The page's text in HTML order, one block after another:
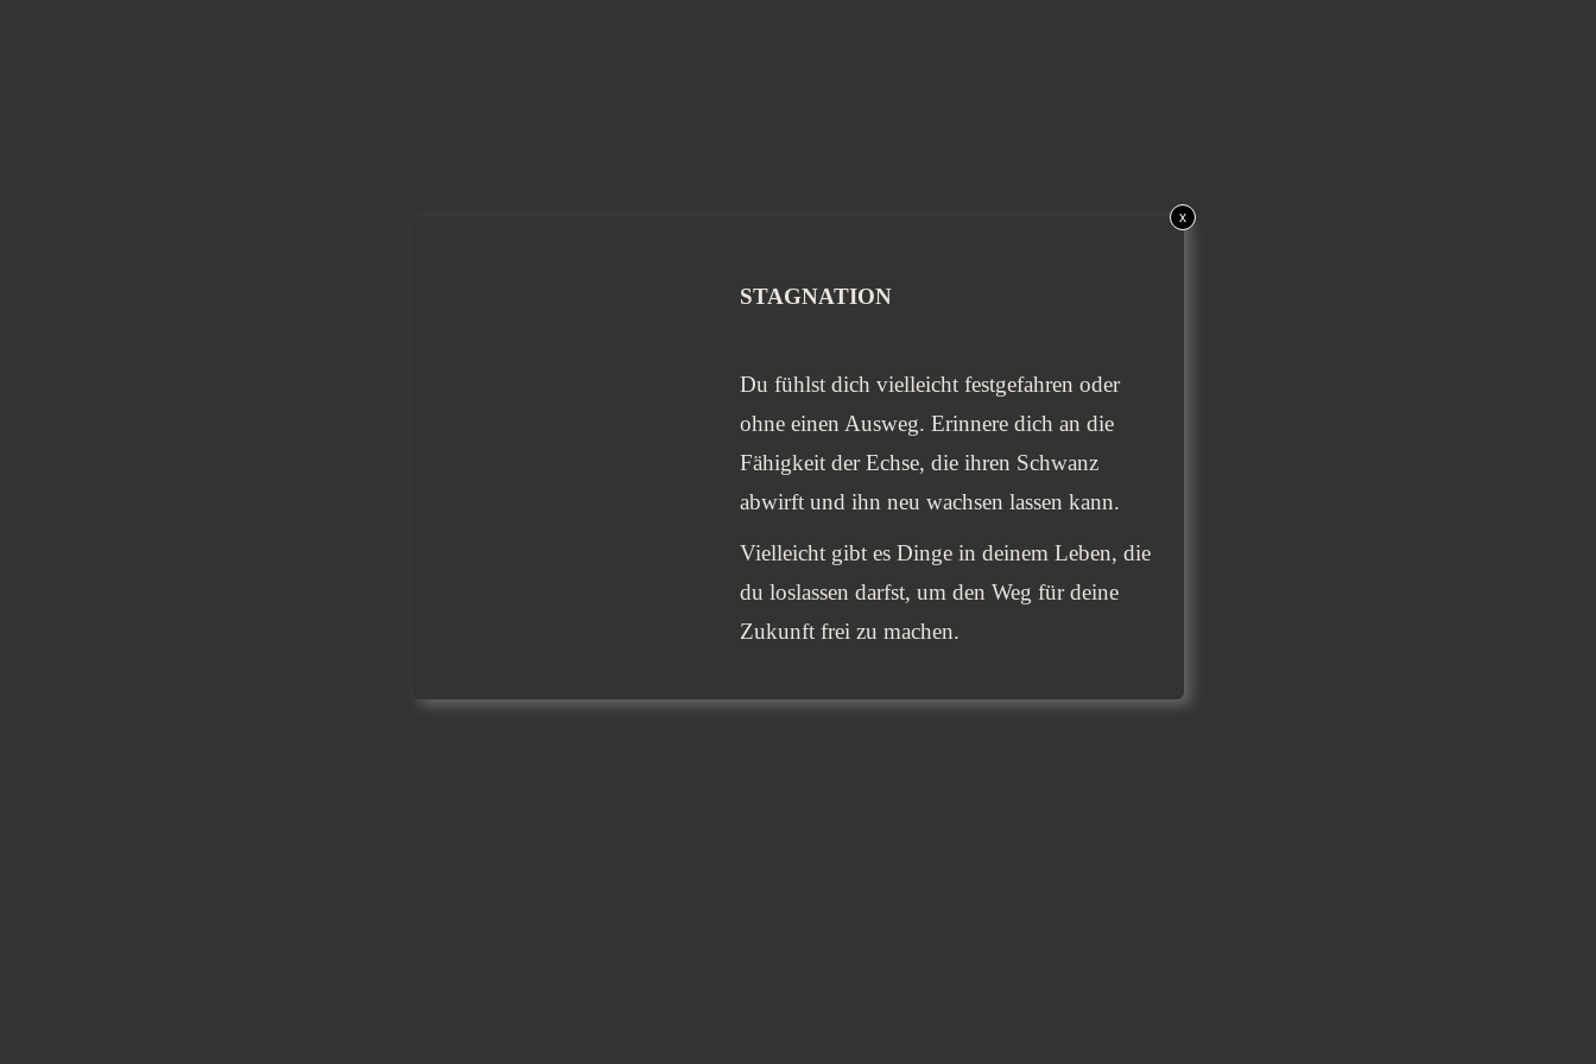
STAGNATION
Du fühlst dich vielleicht festgefahren oder
ohne einen Ausweg. Erinnere dich an die
Fähigkeit der Echse, die ihren Schwanz
abwirft und ihn neu wachsen lassen kann.
Vielleicht gibt es Dinge in deinem Leben, die
du loslassen darfst, um den Weg für deine
Zukunft frei zu machen.
x